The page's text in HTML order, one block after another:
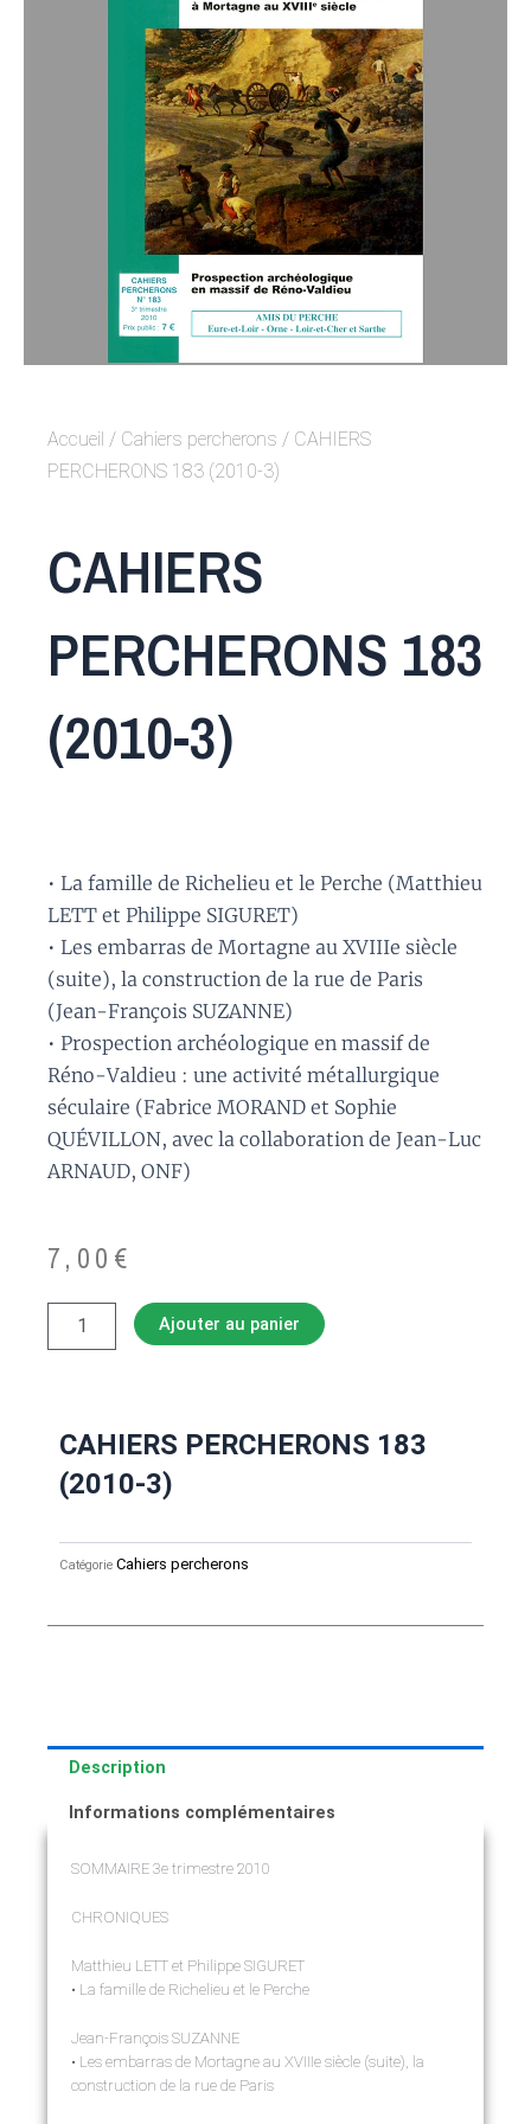
Accueil / Cahiers percherons / CAHIERS
PERCHERONS 183 (2010-3)
CAHIERS
PERCHERONS 183
(2010-3)
• La famille de Richelieu et le Perche (Matthieu
LETT et Philippe SIGURET)
• Les embarras de Mortagne au XVIIIe siècle
(suite), la construction de la rue de Paris
(Jean-François SUZANNE)
• Prospection archéologique en massif de
Réno-Valdieu : une activité métallurgique
séculaire (Fabrice MORAND et Sophie
QUÉVILLON, avec la collaboration de Jean-Luc
ARNAUD, ONF)
7,00 €
(2010-
3)
Ajouter au panier
CAHIERS PERCHERONS 183
(2010-3)
Catégorie Cahiers percherons
Description
Informations complémentaires
SOMMAIRE 3e trimestre 2010
CHRONIQUES
Matthieu LETT et Philippe SIGURET
• La famille de Richelieu et le Perche
Jean-François SUZANNE
• Les embarras de Mortagne au XVIIIe siècle (suite), la
construction de la rue de Paris